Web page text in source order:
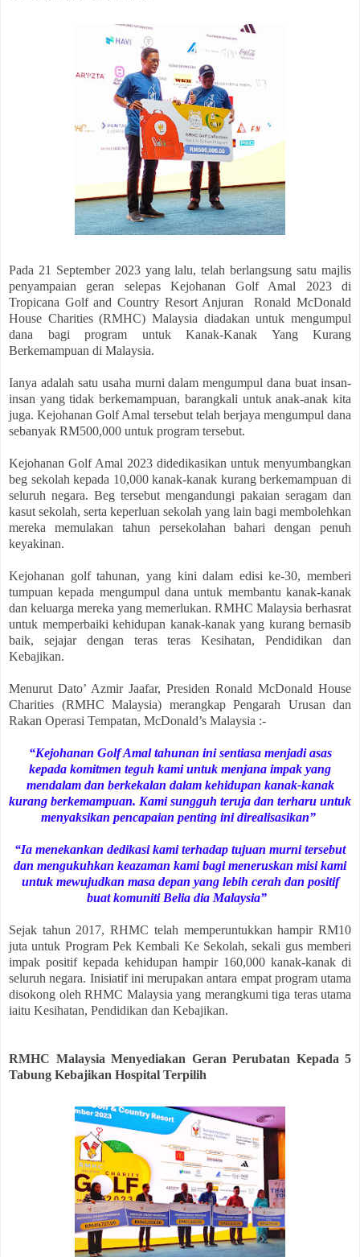
Pada 21 September 2023 yang lalu, telah berlangsung satu majlis
penyampaian geran selepas Kejohanan Golf Amal 2023 di
Tropicana Golf and Country Resort Anjuran Ronald McDonald
House Charities (RMHC) Malaysia diadakan untuk mengumpul
dana bagi program untuk Kanak-Kanak Yang Kurang
Berkemampuan di Malaysia.
Ianya adalah satu usaha murni dalam mengumpul dana buat insan-
insan yang tidak berkemampuan, barangkali untuk anak-anak kita
juga. Kejohanan Golf Amal tersebut telah berjaya mengumpul dana
sebanyak RM500,000 untuk program tersebut.
Kejohanan Golf Amal 2023 didedikasikan untuk menyumbangkan
beg sekolah kepada 10,000 kanak-kanak kurang berkemampuan di
seluruh negara. Beg tersebut mengandungi pakaian seragam dan
kasut sekolah, serta keperluan sekolah yang lain bagi membolehkan
mereka memulakan tahun persekolahan bahari dengan penuh
keyakinan.
Kejohanan golf tahunan, yang kini dalam edisi ke-30, memberi
tumpuan kepada mengumpul dana untuk membantu kanak-kanak
dan keluarga mereka yang memerlukan. RMHC Malaysia berhasrat
untuk memperbaiki kehidupan kanak-kanak yang kurang bernasib
baik, sejajar dengan teras teras Kesihatan, Pendidikan dan
Kebajikan.
Menurut Dato’ Azmir Jaafar, Presiden Ronald McDonald House
Charities (RMHC Malaysia) merangkap Pengarah Urusan dan
Rakan Operasi Tempatan, McDonald’s Malaysia :-
“Kejohanan Golf Amal tahunan ini sentiasa menjadi asas
kepada komitmen teguh kami untuk menjana impak yang
mendalam dan berkekalan dalam kehidupan kanak-kanak
kurang berkemampuan. Kami sungguh teruja dan terharu untuk
menyaksikan pencapaian penting ini direalisasikan”
“Ia menekankan dedikasi kami terhadap tujuan murni tersebut
dan mengukuhkan keazaman kami bagi meneruskan misi kami
untuk mewujudkan masa depan yang lebih cerah dan positif
buat komuniti Belia dia Malaysia”
Sejak tahun 2017, RHMC telah memperuntukkan hampir RM10
juta untuk Program Pek Kembali Ke Sekolah, sekali gus memberi
impak positif kepada kehidupan hampir 160,000 kanak-kanak di
seluruh negara. Inisiatif ini merupakan antara empat program utama
disokong oleh RHMC Malaysia yang merangkumi tiga teras utama
iaitu Kesihatan, Pendidikan dan Kebajikan.
RMHC Malaysia Menyediakan Geran Perubatan Kepada 5
Tabung Kebajikan Hospital Terpilih